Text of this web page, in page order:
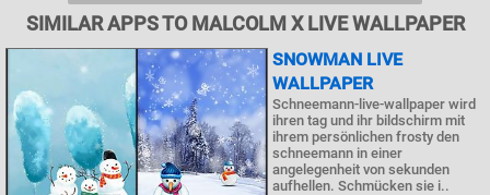
SIMILAR APPS TO MALCOLM X LIVE WALLPAPER
SNOWMAN LIVE
WALLPAPER
Schneemann-live-wallpaper wird
ihren tag und ihr bildschirm mit
ihrem persönlichen frosty den
schneemann in einer
angelegenheit von sekunden
aufhellen. Schmücken sie i..